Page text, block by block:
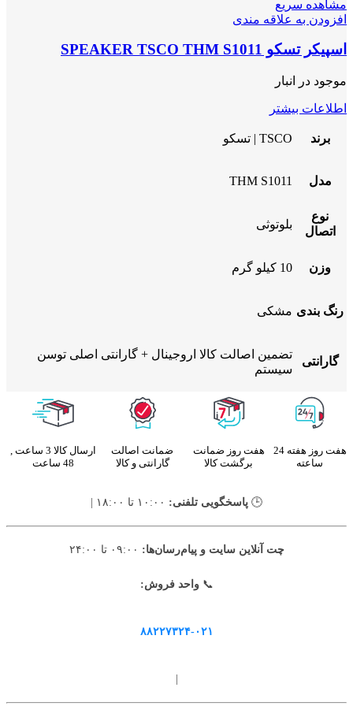
مشاهده سریع
افزودن به علاقه مندی
اسپیکر تسکو SPEAKER TSCO THM S1011
موجود در انبار
اطلاعات بیشتر
برند TSCO | تسکو
مدل THM S1011
نوع
اتصال
بلوتوثی
وزن 10 کیلو گرم
رنگ بندی مشکی
گارانتی
تضمین اصالت کالا اروجینال + گارانتی اصلی توسن
سیستم
هفت روز هفته 24
ساعته
هفت روز ضمانت
برگشت کالا
ضمانت اصالت
گارانتی و کالا
ارسال کالا 3 ساعت ,
48 ساعت
🕒 پاسخگویی تلفنی:
چت آنلاین سایت و پیام‌رسان‌ها:
📞واحد فروش:
۸۸۲۲۷۳۲۴-۰۲۱